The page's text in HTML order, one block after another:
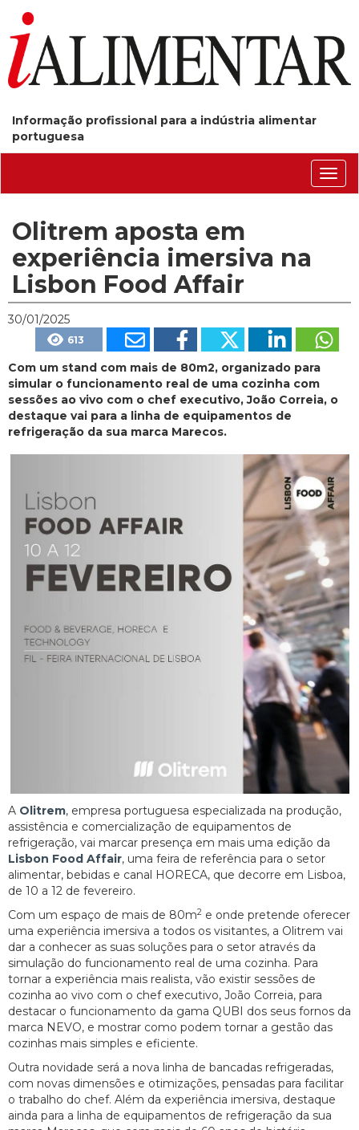
Informação profissional para a indústria alimentar
portuguesa
Olitrem aposta em
experiência imersiva na
Lisbon Food Affair
30/01/2025
613
Com um stand com mais de 80m2, organizado para
simular o funcionamento real de uma cozinha com
sessões ao vivo com o chef executivo, João Correia, o
destaque vai para a linha de equipamentos de
refrigeração da sua marca Marecos.
A Olitrem, empresa portuguesa especializada na produção,
assistência e comercialização de equipamentos de
refrigeração, vai marcar presença em mais uma edição da
Lisbon Food Affair, uma feira de referência para o setor
alimentar, bebidas e canal HORECA, que decorre em Lisboa,
de 10 a 12 de fevereiro.
Com um espaço de mais de 80m2 e onde pretende oferecer
uma experiência imersiva a todos os visitantes, a Olitrem vai
dar a conhecer as suas soluções para o setor através da
simulação do funcionamento real de uma cozinha. Para
tornar a experiência mais realista, vão existir sessões de
cozinha ao vivo com o chef executivo, João Correia, para
destacar o funcionamento da gama QUBI dos seus fornos da
marca NEVO, e mostrar como podem tornar a gestão das
cozinhas mais simples e eficiente.
Outra novidade será a nova linha de bancadas refrigeradas,
com novas dimensões e otimizações, pensadas para facilitar
o trabalho do chef. Além da experiência imersiva, destaque
ainda para a linha de equipamentos de refrigeração da sua